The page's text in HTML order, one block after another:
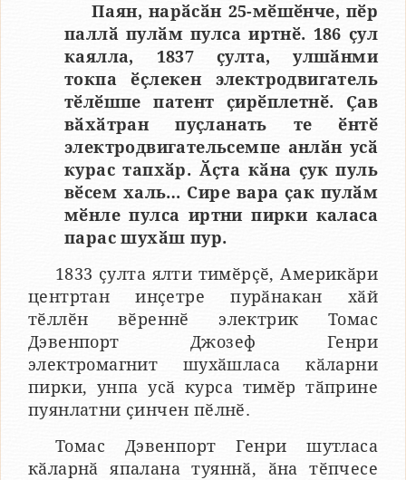
Паян, нарӑсӑн 25-мӗшӗнче, пӗр
паллӑ пулӑм пулса иртнӗ. 186 ҫул
каялла, 1837 ҫулта, улшӑнми
токпа ӗҫлекен электродвигатель
тӗлӗшпе патент ҫирӗплетнӗ. Ҫав
вӑхӑтран пуҫланать те ӗнтӗ
электродвигательсемпе анлӑн усӑ
курас тапхӑр. Ӑҫта кӑна ҫук пуль
вӗсем халь… Сире вара ҫак пулӑм
мӗнле пулса иртни пирки каласа
парас шухӑш пур.
1833 ҫулта ялти тимӗрҫӗ, Америкӑри
центртан инҫетре пурӑнакан хӑй
тӗллӗн вӗреннӗ электрик Томас
Дэвенпорт Джозеф Генри
электромагнит шухӑшласа кӑларни
пирки, унпа усӑ курса тимӗр тӑприне
пуянлатни ҫинчен пӗлнӗ.
Томас Дэвенпорт Генри шутласа
кӑларнӑ япалана туяннӑ, ӑна тӗпчесе